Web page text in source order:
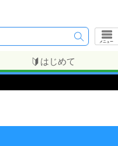
メニュー
はじめて